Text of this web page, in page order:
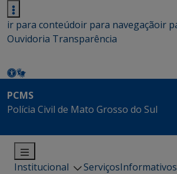
ir para conteúdoir para navegaçãoir
Ouvidoria Transparência
PCMS
Polícia Civil de Mato Grosso do Sul
Institucional ServiçosInformativos